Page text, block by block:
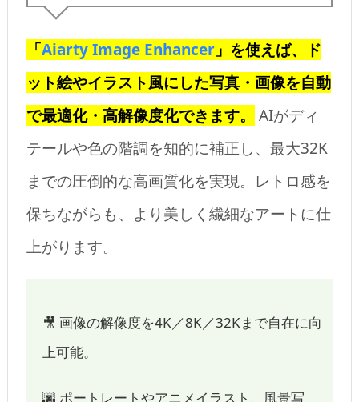
「Aiarty Image Enhancer」を使えば、ド
ット絵やイラスト風にした写真・画像を自動
で最適化・高解像度化できます。
AIがディ
テールや色の階調を知的に補正し、最大32K
までの圧倒的な高画質化を実現。レトロ感を
保ちながらも、より美しく繊細なアートに仕
上がります。
🎥 画像の解像度を4K／8K／32Kまで自在に向
上可能。
🌆 ポートレートやアニメイラスト、風景写